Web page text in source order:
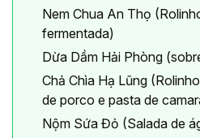
Nem Chua An Thọ
fermentada)
Dừa Dầm Hải Phòng
Chả Chìa Hạ Lũng
de porco e pasta de
Nộm Sứa Đỏ (Salada de